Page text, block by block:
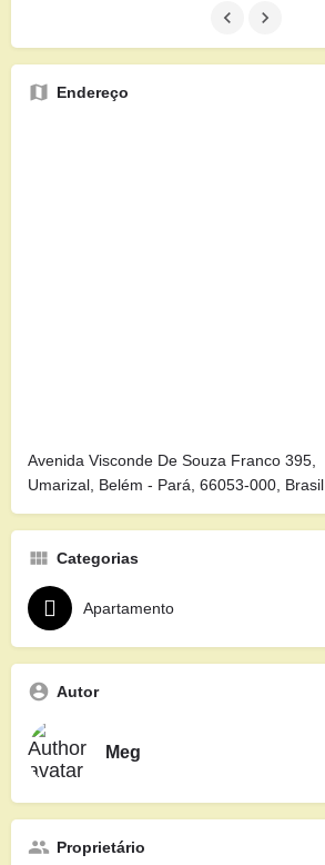
Endereço
Avenida Visconde De Souza Franco 395,
Umarizal, Belém - Pará, 66053-000, Brasil
Categorias
Apartamento
Autor
Meg
Proprietário